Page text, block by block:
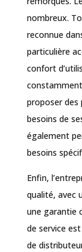
nombreux.
reconnue
particulière
confort
proposer des
besoins de
également
besoins
Enfin,
qualité, avec
une garantie
de service
de